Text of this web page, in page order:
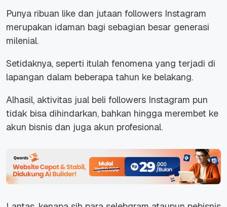
Punya ribuan like dan jutaan followers Instagram
merupakan idaman bagi sebagian besar generasi
milenial.
Setidaknya, seperti itulah fenomena yang terjadi di
lapangan dalam beberapa tahun ke belakang.
Alhasil, aktivitas jual beli followers Instagram pun
tidak bisa dihindarkan, bahkan hingga merembet ke
akun bisnis dan juga akun profesional.